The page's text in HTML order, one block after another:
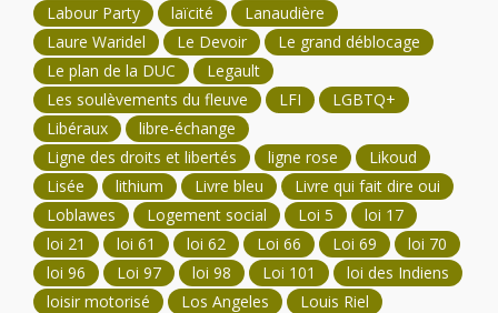
Labour Party
laïcité
Lanaudière
Laure Waridel
Le Devoir
Le grand déblocage
Le plan de la DUC
Legault
Les soulèvements du fleuve
LFI
LGBTQ+
Libéraux
libre-échange
Ligne des droits et libertés
ligne rose
Likoud
Lisée
lithium Livre bleu
Livre qui fait dire oui
Loblawes
Logement social Loi 5
loi 17
loi 21
loi 61 loi 62 Loi 66 Loi 69
loi 70
loi 96
Loi 97 loi 98 Loi 101
loi des Indiens
loisir motorisé
Los Angeles
Louis Riel